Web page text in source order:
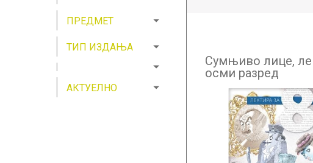
ПРЕДМЕТ
ТИП ИЗДАЊА
АКТУЕЛНО
Сумњиво лице,
осми разред